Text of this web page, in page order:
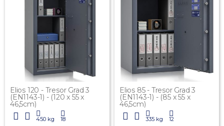
Elios 120 - Tresor Grad 3
(EN1143-1) - (120 x 55 x
46,5cm)
450 kg 18
Elios 85 - Tresor Grad 3
(EN1143-1) - (85 x 55 x
46,5cm)
335 kg 12